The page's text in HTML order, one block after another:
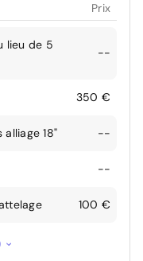
Prix
lieu de 5
--
350 €
alliage 18" --
--
100 €